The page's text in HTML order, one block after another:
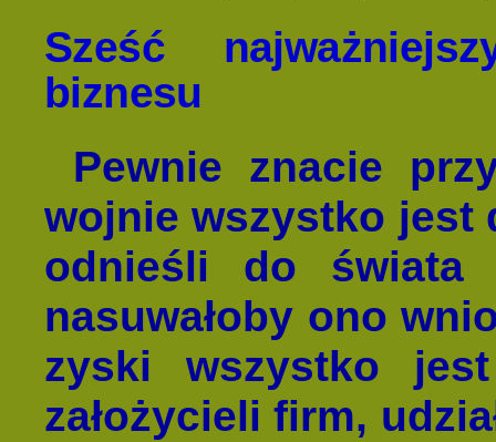
Sześć
biznesu
Pewnie znacie
wojnie wszystko jest
odnieśli do świata
nasuwałoby ono
zyski wszystko
założycieli firm,